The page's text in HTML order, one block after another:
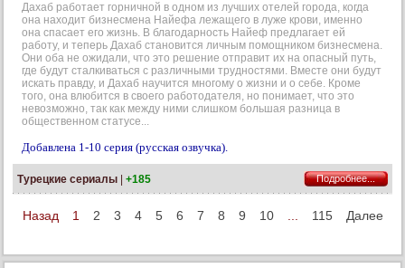
Дахаб работает горничной в одном из лучших отелей города, когда
она находит бизнесмена Найефа лежащего в луже крови, именно
она спасает его жизнь. В благодарность Найеф предлагает ей
работу, и теперь Дахаб становится личным помощником бизнесмена.
Они оба не ожидали, что это решение отправит их на опасный путь,
где будут сталкиваться с различными трудностями. Вместе они будут
искать правду, и Дахаб научится многому о жизни и о себе. Кроме
того, она влюбится в своего работодателя, но понимает, что это
невозможно, так как между ними слишком большая разница в
общественном статусе...
Добавлена 1-10 серия (русская озвучка).
Турецкие сериалы +185 Подробнее...
Назад 1 2 3 4 5 6 7 8 9 10 115 Далее